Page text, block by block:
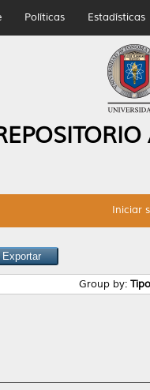
Políticas Estadísticas
Iniciar
Group by: